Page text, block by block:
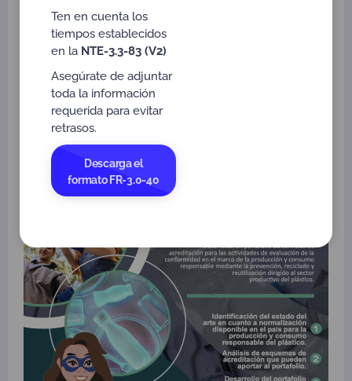
mediante la prevención, reciclado y reutilización dirigido
objetivo se alinea con el objetivo No. 12 de Desarrollo
Sostenible de la ONU: La Producción y consumo
responsables, con el fin de proteger el planeta.
Ten en cuenta los
tiempos establecidos
en la NTE-3.3-83 (V2)
Asegúrate de adjuntar
toda la información
requerida para evitar
retrasos.
Descarga el
formato FR-3.0-40